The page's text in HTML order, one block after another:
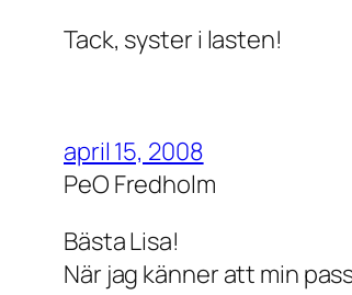
Tack, syster i lasten!
april 15, 2008
PeO Fredholm
Bästa Lisa!
När jag känner att min